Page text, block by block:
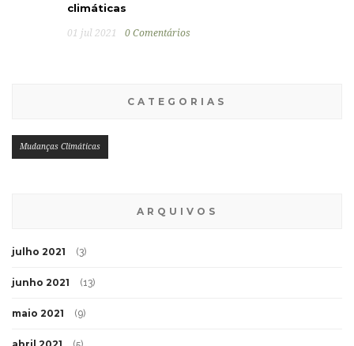
climáticas
01 jul 2021 0 Comentários
CATEGORIAS
Mudanças Climáticas
ARQUIVOS
julho 2021 (3)
junho 2021 (13)
maio 2021 (9)